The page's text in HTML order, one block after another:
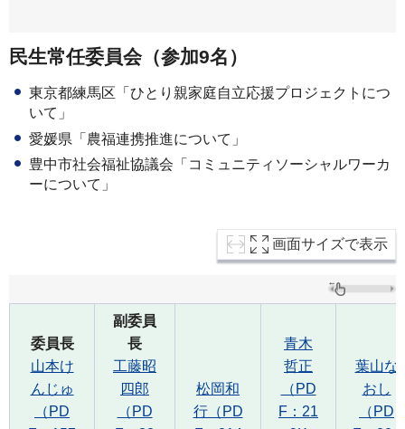
民生常任委員会（参加9名）
東京都練馬区「ひとり親家庭自立応援プロジェクトにつ
いて」
愛媛県「農福連携推進について」
豊中市社会福祉協議会「コミュニティソーシャルワーカ
ーについて」
画面サイズで表示
委員長
山本け
んじゅ
（PD
副委員
長
工藤昭
四郎
（PD
松岡和
行（PD
青木
哲正
（PD
F：21
葉山な
おし
（PD